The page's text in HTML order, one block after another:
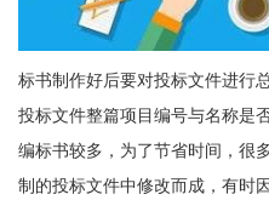
标书制作好后要对投标文件进行
投标文件整篇项目编号与名称是
编标书较多，为了节省时间，很
制的投标文件中修改而成，有时